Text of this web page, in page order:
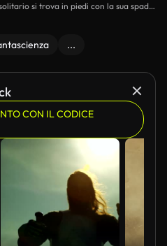
si trova in piedi con la sua spada,
...
CON IL CODICE